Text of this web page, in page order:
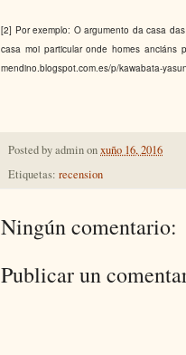
[2] Por exemplo: O argumento da casa
casa moi particular onde homes
mendino.blogspot.com.es/p/kawabata-
Posted byadminonxuño 16, 2016
Etiquetas: recension
Ningún comentario:
Publicar un